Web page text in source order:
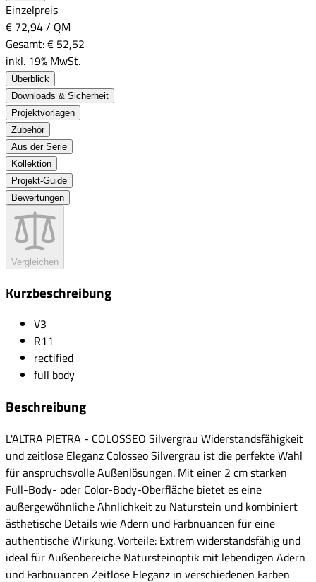
Einzelpreis
€ 72,94/ QM
Gesamt:€ 52,52
inkl. 19% MwSt.
Überblick
Downloads & Sicherheit
Projektvorlagen
Zubehör
Aus der Serie
Kollektion
Projekt-Guide
Bewertungen
Vergleichen
Kurzbeschreibung
V3
R11
rectified
full body
Beschreibung
L'ALTRA PIETRA - COLOSSEO Silvergrau Widerstandsfähigkeit
und zeitlose Eleganz Colosseo Silvergrau ist die perfekte Wahl
für anspruchsvolle Außenlösungen. Mit einer 2 cm starken
Full-Body- oder Color-Body-Oberfläche bietet es eine
außergewöhnliche Ähnlichkeit zu Naturstein und kombiniert
ästhetische Details wie Adern und Farbnuancen für eine
authentische Wirkung. Vorteile: Extrem widerstandsfähig und
ideal für Außenbereiche Natursteinoptik mit lebendigen Adern
und Farbnuancen Zeitlose Eleganz in verschiedenen Farben